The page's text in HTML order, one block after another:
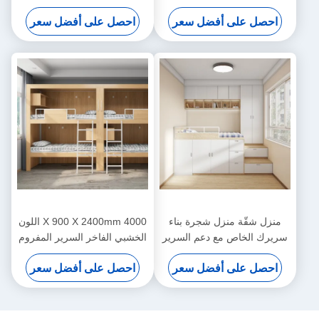
الواقع الافتراضي
احصل على أفضل سعر
أشخاص دعم الأريكة تخصيص
احصل على أفضل سعر
منزل شقّة منزل شجرة بناء
سريرك الخاص مع دعم السرير
المنزلق تخصيص
احصل على أفضل سعر
4000 X 900 X 2400mm اللون
الخشبي الفاخر السرير المفروم
للاستضافة للشباب دعم تخصيص
احصل على أفضل سعر